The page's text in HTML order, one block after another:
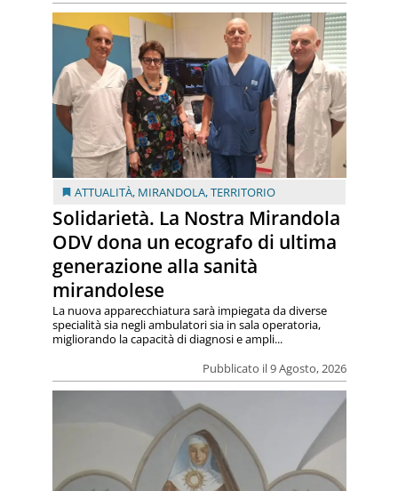
ATTUALITÀ, MIRANDOLA,TERRITORIO
Solidarietà. La Nostra Mirandola
ODV dona un ecografo di ultima
generazione alla sanità
mirandolese
Pubblicato il 9 Agosto, 2026
La nuova apparecchiatura sarà impiegata da diverse
specialità sia negli ambulatori sia in sala operatoria,
migliorando la capacità di diagnosi e ampli...